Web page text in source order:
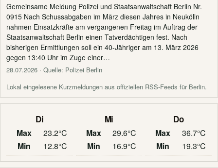
Gemeinsame Meldung Polizei und Staatsanwaltschaft Berlin Nr.
0915 Nach Schussabgaben im März diesen Jahres in Neukölln
nahmen Einsatzkräfte am vergangenen Freitag im Auftrag der
Staatsanwaltschaft Berlin einen Tatverdächtigen fest. Nach
bisherigen Ermittlungen soll ein 40-Jähriger am 13. März 2026
gegen 13:40 Uhr im Zuge einer…
28.07.2026 · Quelle: Polizei Berlin
Lokal eingelesene Kurzmeldungen aus offiziellen RSS-Feeds für Berlin.
Di
Max
23.2°C
Min
12.8°C
Mi
Max
29.6°C
Min
16.9°C
Do
Max
36.7°C
Min
19.3°C